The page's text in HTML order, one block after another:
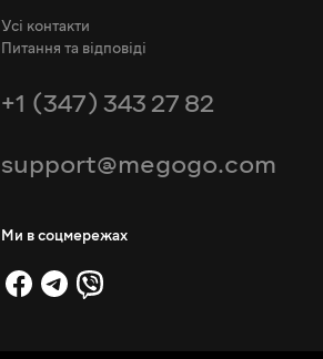
Усі контакти
Питання та відповіді
+1 (347) 343 27 82
support@megogo.com
Ми в соцмережах